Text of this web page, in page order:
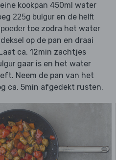
kookpan 450ml water
225g bulgur en de helft
toe zodra het water
op de pan en draai
ca. 12min zachtjes
gaar is en het water
Neem de pan van het
ca. 5min afgedekt rusten.